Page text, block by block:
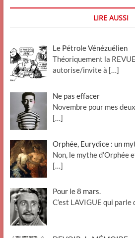
LIRE AUSSI
Le Pétrole Vénézuélien
Théoriquement la
autorise/invite à […]
Ne pas effacer
Novembre pour mes
[…]
Orphée, Eurydice : un
Non, le mythe d’Orphée
[…]
Pour le 8 mars.
C’est LAVIGUE qui